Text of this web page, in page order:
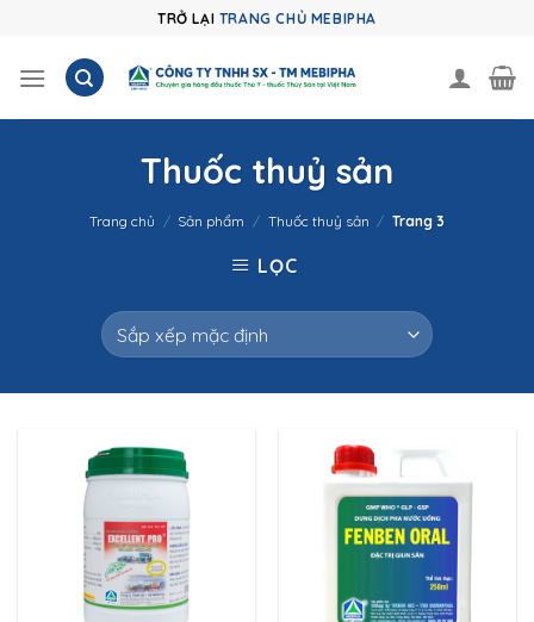
content
TRỞ LẠI TRANG CHỦ MEBIPHA
Thuốc thuỷ sản
Trang chủ / Sản phẩm / Thuốc thuỷ sản / Trang 3
LỌC